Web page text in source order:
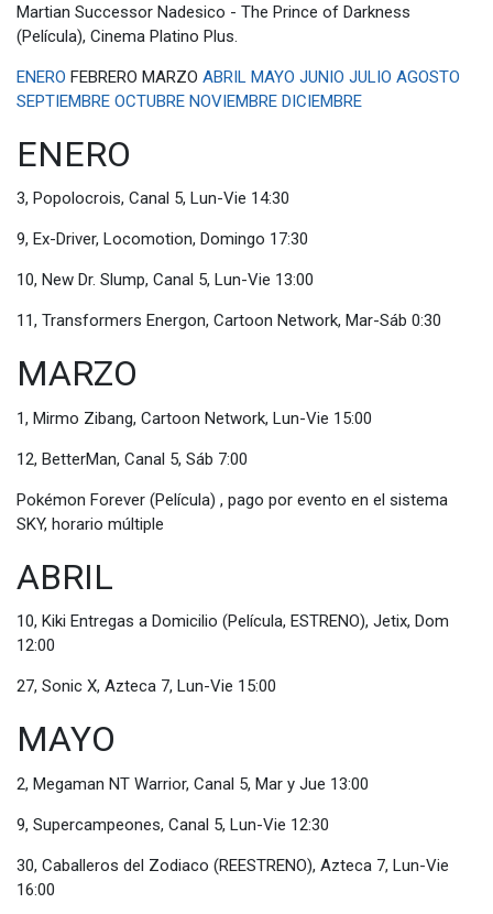
Martian Successor Nadesico - The Prince of Darkness
(Película), Cinema Platino Plus.
ENERO FEBRERO MARZO ABRIL MAYO JUNIO JULIO AGOSTO
SEPTIEMBRE OCTUBRE NOVIEMBRE DICIEMBRE
ENERO
3, Popolocrois, Canal 5, Lun-Vie 14:30
9, Ex-Driver, Locomotion, Domingo 17:30
10, New Dr. Slump, Canal 5, Lun-Vie 13:00
11, Transformers Energon, Cartoon Network, Mar-Sáb 0:30
MARZO
1, Mirmo Zibang, Cartoon Network, Lun-Vie 15:00
12, BetterMan, Canal 5, Sáb 7:00
Pokémon Forever (Película) , pago por evento en el sistema
SKY, horario múltiple
ABRIL
10, Kiki Entregas a Domicilio (Película, ESTRENO), Jetix, Dom
12:00
27, Sonic X, Azteca 7, Lun-Vie 15:00
MAYO
2, Megaman NT Warrior, Canal 5, Mar y Jue 13:00
9, Supercampeones, Canal 5, Lun-Vie 12:30
30, Caballeros del Zodiaco (REESTRENO), Azteca 7, Lun-Vie
16:00